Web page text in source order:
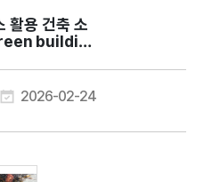
buildin
as
2026-02-24